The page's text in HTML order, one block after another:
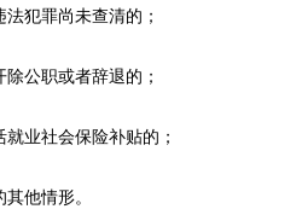
犯罪尚未查清的；
公职或者辞退的；
业社会保险补贴的；
他情形。